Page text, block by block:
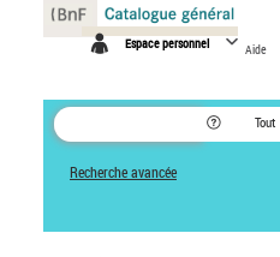
Espace personnel Aide
Tout
Recherche avancée
Panneau de gestion des cookies